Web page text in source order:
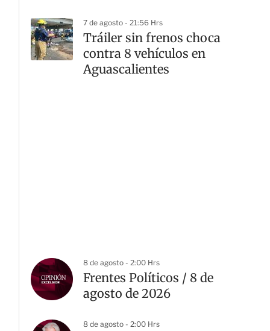
7 de agosto - 21:56 Hrs
Tráiler sin frenos choca
contra 8 vehículos en
Aguascalientes
8 de agosto - 2:00 Hrs
Frentes Políticos / 8 de
agosto de 2026
8 de agosto - 2:00 Hrs